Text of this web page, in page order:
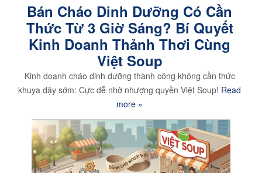
Bán Cháo Dinh Dưỡng Có Cần
Thức Từ 3 Giờ Sáng? Bí Quyết
Kinh Doanh Thảnh Thơi Cùng
Việt Soup
Kinh doanh cháo dinh dưỡng thành công không cần thức
khuya dậy sớm: Cực dễ nhờ nhượng quyền Việt Soup! Read
more »